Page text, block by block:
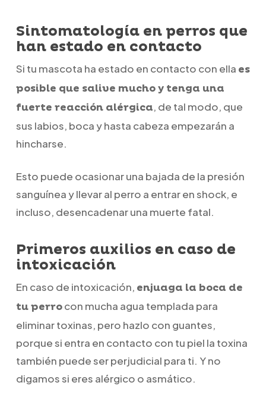
Sintomatología en perros que
han estado en contacto
Si tu mascota ha estado en contacto con ella es
posible que salive mucho y tenga una
fuerte reacción alérgica, de tal modo, que
sus labios, boca y hasta cabeza empezarán a
hincharse.
Esto puede ocasionar una bajada de la presión
sanguínea y llevar al perro a entrar en shock, e
incluso, desencadenar una muerte fatal.
Primeros auxilios en caso de
intoxicación
En caso de intoxicación, enjuaga la boca de
tu perrocon mucha agua templada para
eliminar toxinas, pero hazlo con guantes,
porque si entra en contacto con tu piel la toxina
también puede ser perjudicial para ti. Y no
digamos si eres alérgico o asmático.